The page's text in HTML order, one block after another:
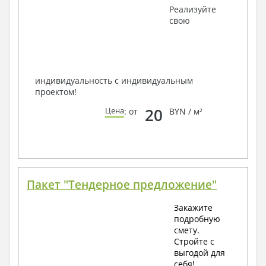
Получить профессиональную консультацию у
наших специалистов, Вы можете любым
Реализуйте
свою
индивидуальность с индивидуальным
проектом!
Цена: от 20 BYN / м²
Пакет "Тендерное предложение"
Закажите
подробную
смету.
Стройте с
выгодой для